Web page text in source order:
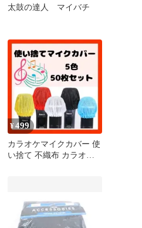
太鼓の達人 マイバチ
¥499
カラオケマイクカバー 使
い捨て 不織布 カラオケ 5